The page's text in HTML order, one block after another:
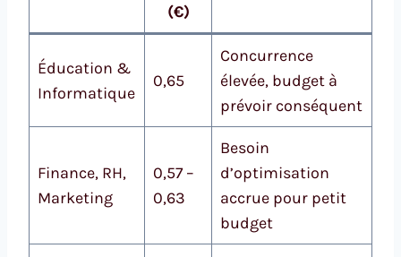
(€)
Éducation &
Informatique
0,65
Concurrence
élevée, budget à
prévoir conséquent
Finance, RH,
Marketing
0,57 –
0,63
Besoin
d’optimisation
accrue pour petit
budget